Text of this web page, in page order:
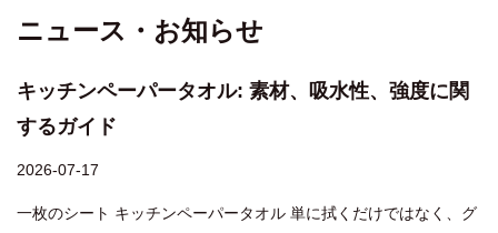
ニュース・お知らせ
キッチンペーパータオル: 素材、吸水性、強度に関
するガイド
2026-07-17
一枚のシート キッチンペーパータオル 単に拭くだけではなく、グ